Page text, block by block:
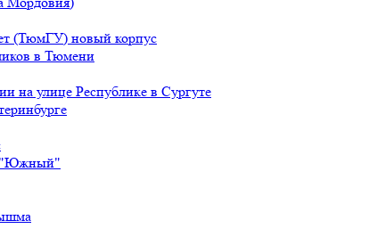
(ТюмГУ) новый корпус
в Тюмени
на улице Республике в Сургуте
"Южный"